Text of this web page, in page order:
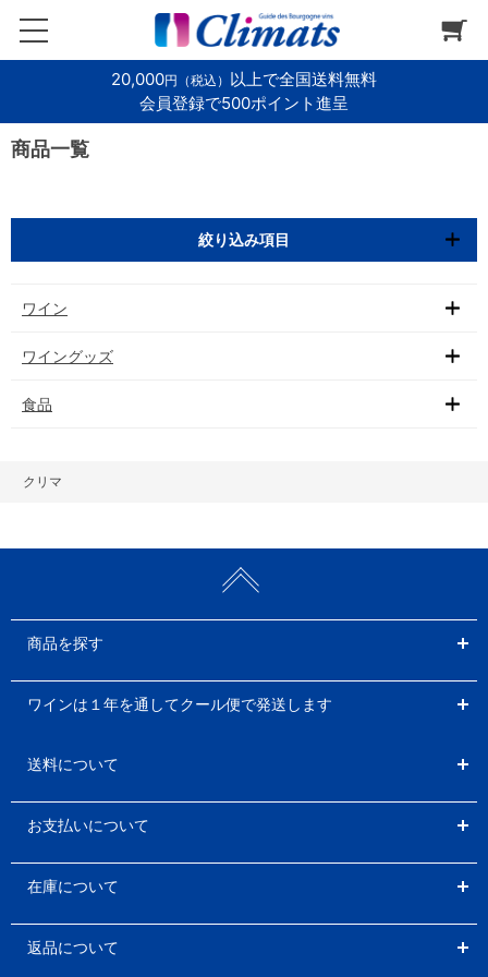
20,000円（税込） 以上で全国送料無料
会員登録で500ポイント進呈
商品一覧
絞り込み項目
ワイン
ワイングッズ
食品
商品を探す
ワインは１年を通してクール便で発送します
送料について
お支払いについて
在庫について
返品について